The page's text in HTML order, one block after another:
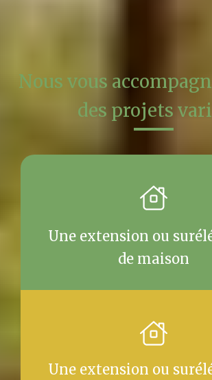
Nous vous
des projets
Une extension ou
de maison
Une extension ou